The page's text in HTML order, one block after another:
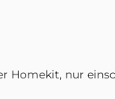
Homekit, nur